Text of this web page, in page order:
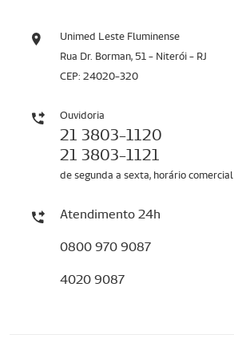
Unimed Leste Fluminense
Rua Dr. Borman, 51 - Niterói - RJ
CEP: 24020-320
Ouvidoria
21 3803-1120
21 3803-1121
de segunda a sexta, horário comercial
Atendimento 24h
0800 970 9087
4020 9087